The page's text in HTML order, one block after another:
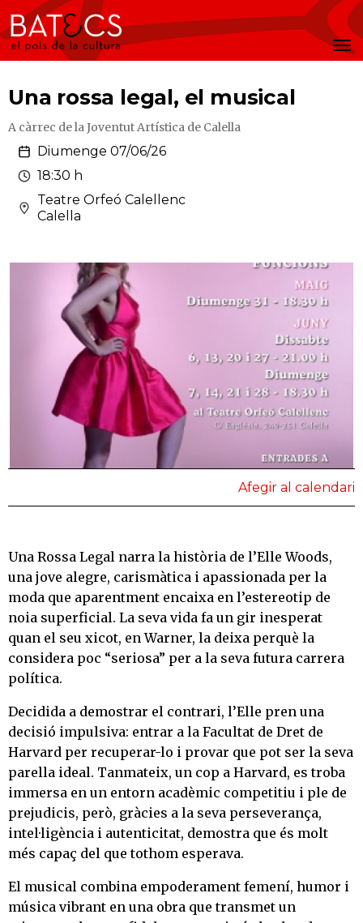
Batecs
Afegir al calendari
Una rossa legal, el musical
A càrrec de la Joventut Artística de Calella
Diumenge 07/06/26
18:30 h
Teatre Orfeó Calellenc
Calella
Una Rossa Legal narra la història de l’Elle Woods,
una jove alegre, carismàtica i apassionada per la
moda que aparentment encaixa en l’estereotip de
noia superficial. La seva vida fa un gir inesperat
quan el seu xicot, en Warner, la deixa perquè la
considera poc “seriosa” per a la seva futura carrera
política.
Decidida a demostrar el contrari, l’Elle pren una
decisió impulsiva: entrar a la Facultat de Dret de
Harvard per recuperar-lo i provar que pot ser la seva
parella ideal. Tanmateix, un cop a Harvard, es troba
immersa en un entorn acadèmic competitiu i ple de
prejudicis, però, gràcies a la seva perseverança,
intel·ligència i autenticitat, demostra que és molt
més capaç del que tothom esperava.
El musical combina empoderament femení, humor i
música vibrant en una obra que transmet un